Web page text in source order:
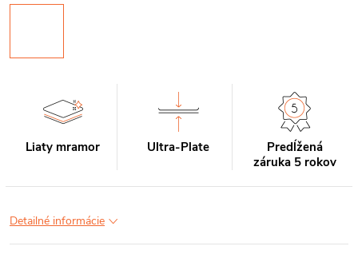
Liaty mramor Ultra-Plate
Predĺžená
záruka 5 rokov
Detailné informácie